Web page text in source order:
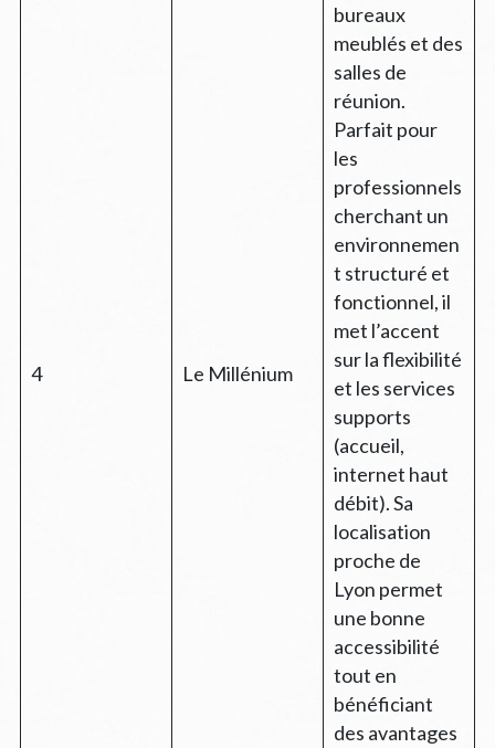
4 Le Millénium
bureaux
meublés et des
salles de
réunion.
Parfait pour
les
professionnels
cherchant un
environnemen
t structuré et
fonctionnel, il
met l’accent
sur la flexibilité
et les services
supports
(accueil,
internet haut
débit). Sa
localisation
proche de
Lyon permet
une bonne
accessibilité
tout en
bénéficiant
des avantages